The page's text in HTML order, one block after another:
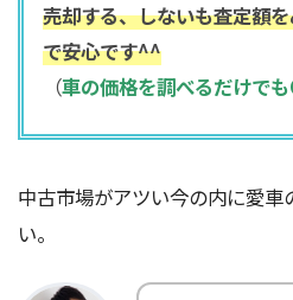
売却する、しないも査定額
で安心です^^
（車の価格を調べるだけで
中古市場がアツい今の内に愛車
い。